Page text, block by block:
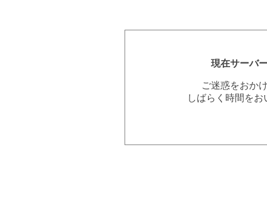
現在サーバ
ご迷惑をおか
しばらく時間を